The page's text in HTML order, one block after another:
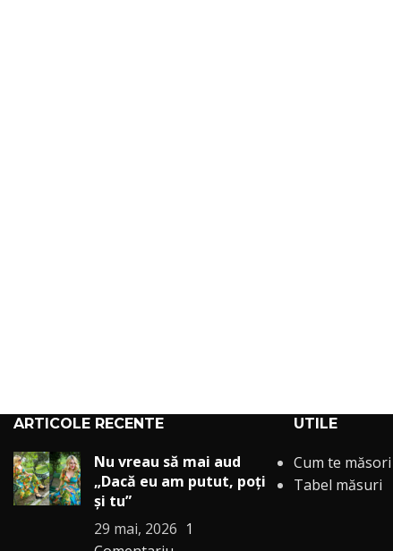
ARTICOLE RECENTE
Nu vreau să mai aud
„Dacă eu am putut, poți
și tu”
29 mai, 2026 1
UTILE
Cum te măsori
Tabel măsuri